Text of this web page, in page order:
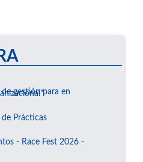
gestión para en
Prácticas
- Race Fest 2026 -